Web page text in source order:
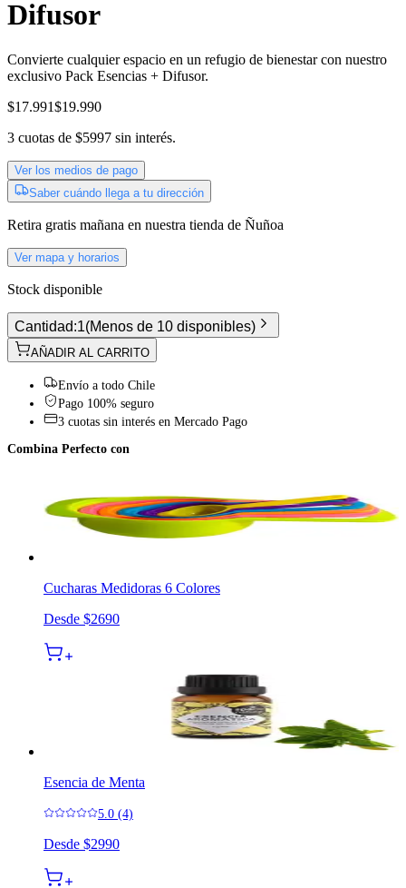
Difusor
Convierte cualquier espacio en un refugio de bienestar con nuestro
exclusivo Pack Esencias + Difusor.
$17.991$19.990
3 cuotas de $5997 sin interés.
Ver los medios de pago
Saber cuándo llega a tu dirección
Retira gratis mañana en nuestra tienda de Ñuñoa
Ver mapa y horarios
Stock disponible
Cantidad:1(Menos de 10 disponibles)
AÑADIR AL CARRITO
Envío a todo Chile
Pago 100% seguro
3 cuotas sin interés en Mercado Pago
Combina Perfecto con
Cucharas Medidoras 6 Colores
Desde $2690
Esencia de Menta
5.0 (4)
Desde $2990